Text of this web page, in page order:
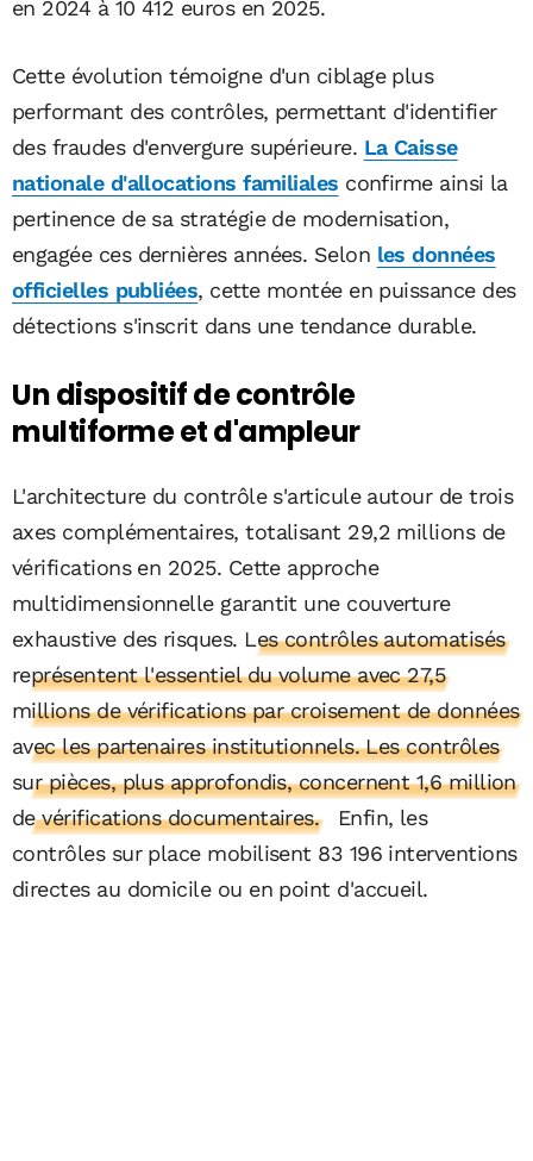
en 2024 à 10 412 euros en 2025.
Cette évolution témoigne d'un ciblage plus
performant des contrôles, permettant d'identifier
des fraudes d'envergure supérieure. La Caisse
nationale d'allocations familiales confirme ainsi la
pertinence de sa stratégie de modernisation,
engagée ces dernières années. Selon les données
officielles publiées, cette montée en puissance des
détections s'inscrit dans une tendance durable.
Un dispositif de contrôle
multiforme et d'ampleur
L'architecture du contrôle s'articule autour de trois
axes complémentaires, totalisant 29,2 millions de
vérifications en 2025. Cette approche
multidimensionnelle garantit une couverture
exhaustive des risques. Les contrôles automatisés
représentent l'essentiel du volume avec 27,5
millions de vérifications par croisement de données
avec les partenaires institutionnels. Les contrôles
sur pièces, plus approfondis, concernent 1,6 million
de vérifications documentaires.
Enfin, les
contrôles sur place mobilisent 83 196 interventions
directes au domicile ou en point d'accueil.